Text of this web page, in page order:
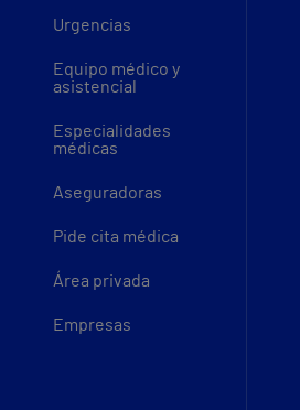
Urgencias
Equipo médico y
asistencial
Especialidades
médicas
Aseguradoras
Pide cita médica
Área privada
Empresas